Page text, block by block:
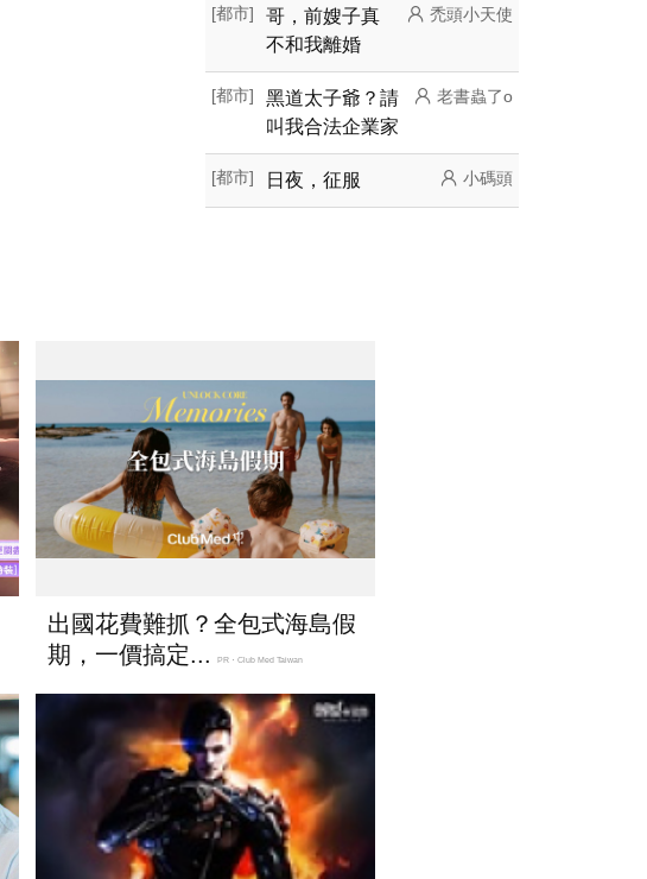
[都市]
哥，前嫂子真
不和我離婚
禿頭小天使
[都市]
黑道太子爺？請
叫我合法企業家
老書蟲了o
[都市] 日夜，征服 小碼頭
出國花費難抓？全包式海島假
期，一價搞定...
PR・Club Med Taiwan